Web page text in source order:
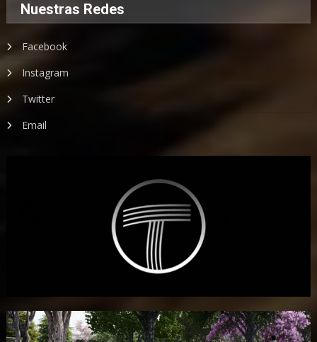
Nuestras Redes
Facebook
Instagram
Twitter
Email